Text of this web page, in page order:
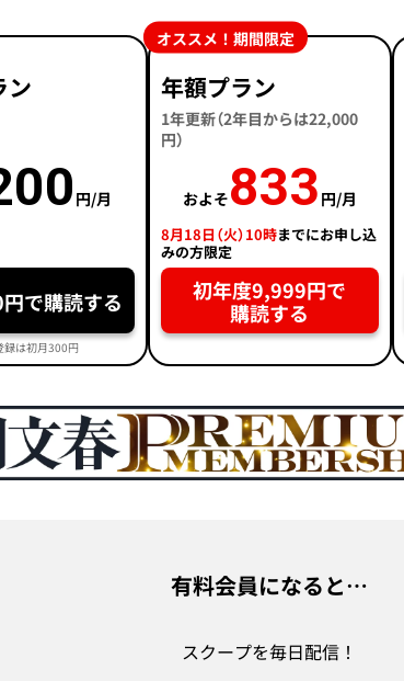
ン
円/月
で購読する
録は初月300円
年額プラン
1年更新（2年目からは22,000
円）
およそ833 円/月
8月18日（火）10時までにお申し込
みの方限定
初年度9,999円で
購読する
オススメ！期間限定
有料会員になると…
スクープを毎日配信！